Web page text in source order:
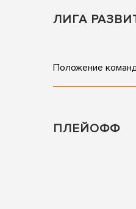
ЛИГА
Положение
ПЛЕЙОФФ